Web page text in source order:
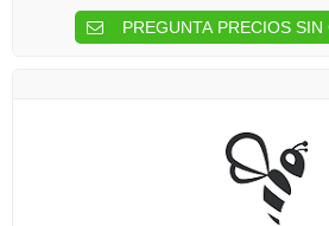
PREGUNTA PRECIOS